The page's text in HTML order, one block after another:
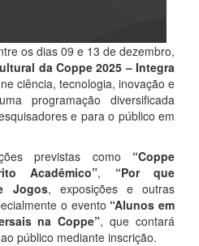
os dias 09 e 13 de dezembro,
da Coppe 2025 – Integra
ciência, tecnologia, inovação e
programação diversificada
e para o público em
previstas como “Coppe
Acadêmico”, “Por que
Jogos, exposições e outras
o evento “Alunos em
na Coppe”, que contará
público mediante inscrição.